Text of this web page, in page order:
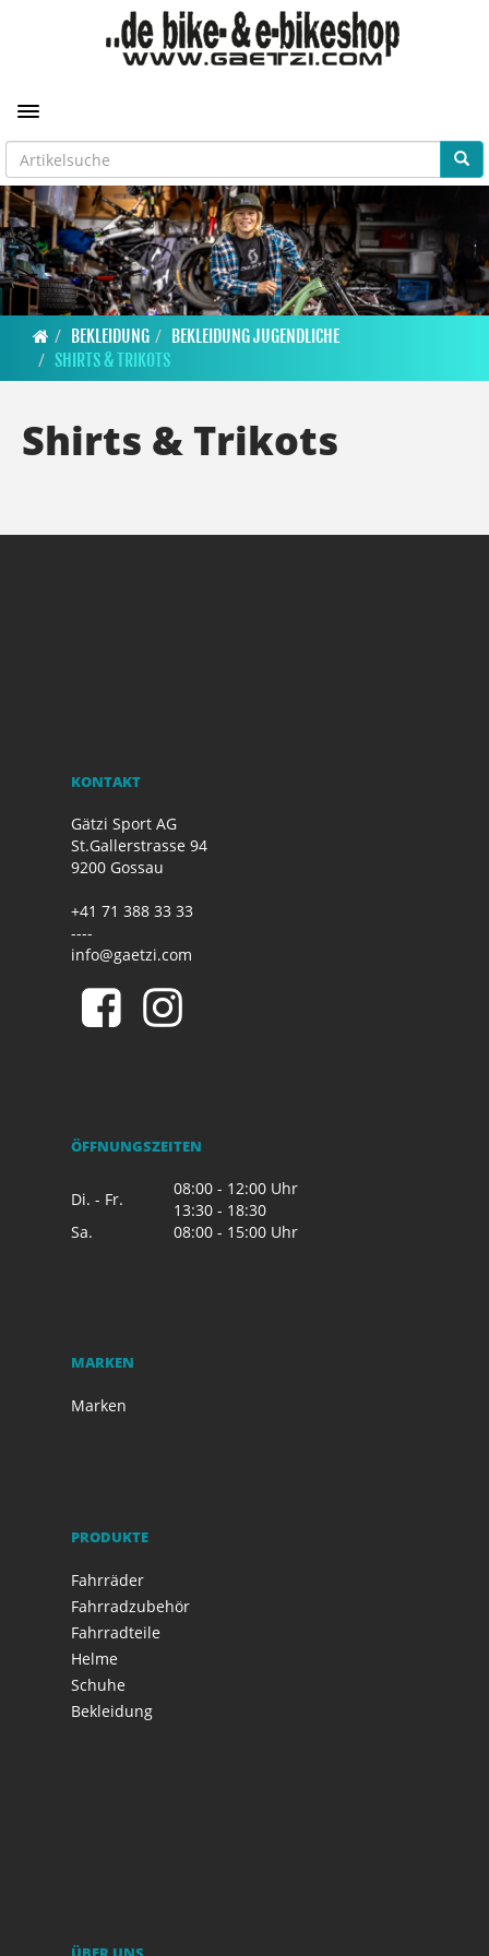
Toggle navigation
BEKLEIDUNG
BEKLEIDUNG JUGENDLICHE
SHIRTS & TRIKOTS
Shirts & Trikots
KONTAKT
Gätzi Sport AG
St.Gallerstrasse 94
9200 Gossau
+41 71 388 33 33
----
info@gaetzi.com
ÖFFNUNGSZEITEN
Di. - Fr.
08:00 - 12:00 Uhr
13:30 - 18:30
Sa.
08:00 - 15:00 Uhr
MARKEN
Marken
PRODUKTE
Fahrräder
Fahrradzubehör
Fahrradteile
Helme
Schuhe
Bekleidung